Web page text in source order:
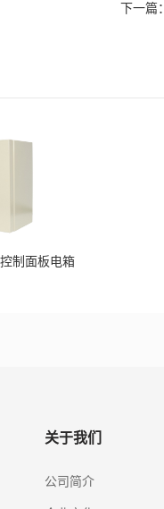
下一篇：
制面板电箱
关于我们
公司简介